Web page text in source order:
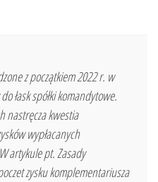
z początkiem 2022 r. w
łask spółki komandytowe.
nastręcza kwestia
wypłacanych
artykule pt. Zasady
zysku komplementariusza